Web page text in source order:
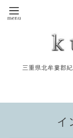
三重県北牟婁郡
イ